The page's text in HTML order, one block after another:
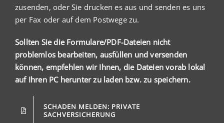
zusenden, oder Sie drucken es aus und senden es uns
per Fax oder auf dem Postwege zu.
Sollten Sie die Formulare/PDF-Dateien nicht
problemlos bearbeiten, ausfüllen und versenden
können, empfehlen wir Ihnen, die Dateien vorab lokal
auf Ihren PC herunter zu laden bzw. zu speichern.
SCHADEN MELDEN: PRIVATE
SACHVERSICHERUNG